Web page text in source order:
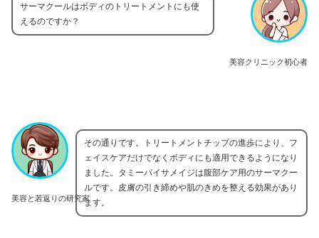
美容クリニック初心者
サーマクールはボディのトリートメントにも使
えるのですか？
美容と若返りの研究家
その通りです。トリートメントチップの進歩により、フ
ェイスケアだけでなくボディにも適用できるようになり
ました。タミーバイサメイジは腹部ケア用のサーマクー
ルです。皮膚の引き締めや肌のきめを整える効果があり
ます。